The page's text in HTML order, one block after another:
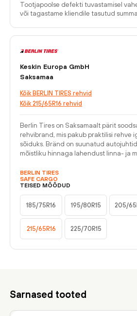
Tootjapoolse defekti tuvastamisel
või tagastame kliendile tasutud summa.
Keskin Europa GmbH
Saksamaa
Kõik BERLIN TIRES rehvid
Kõik 215/65R16 rehvid
Berlin Tires on Saksamaalt pärit
rehvibrand, mis pakub praktilisi rehve
sõiduks. Bränd on suunatud
mõistliku hinnaga lahendust linna- ja
BERLIN TIRES
SAFE CARGO
TEISED MÕÕDUD
185/75R16 195/80R15 205/
215/65R16 225/70R15
Sarnased tooted